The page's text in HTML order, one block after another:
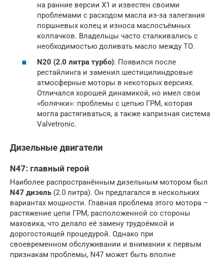
на ранние версии X1 и известен своими
проблемами с расходом масла из-за залегания
поршневых колец и износа маслосъёмных
колпачков. Владельцы часто сталкивались с
необходимостью доливать масло между ТО.
N20 (2.0 литра турбо): Появился после
рестайлинга и заменил шестицилиндровые
атмосферные моторы в некоторых версиях.
Отличался хорошей динамикой, но имел свои
«болячки»: проблемы с цепью ГРМ, которая
могла растягиваться, а также капризная система
Valvetronic.
Дизельные двигатели
N47: главный герой
Наиболее распространённым дизельным мотором был
N47 дизель (2.0 литра). Он предлагался в нескольких
вариантах мощности. Главная проблема этого мотора –
растяжение цепи ГРМ, расположенной со стороны
маховика, что делало её замену трудоёмкой и
дорогостоящей процедурой. Однако при
своевременном обслуживании и внимании к первым
признакам проблемы, N47 может быть вполне